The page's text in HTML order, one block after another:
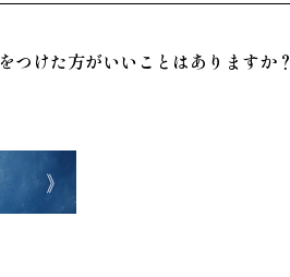
つけた方がいいことはありますか？